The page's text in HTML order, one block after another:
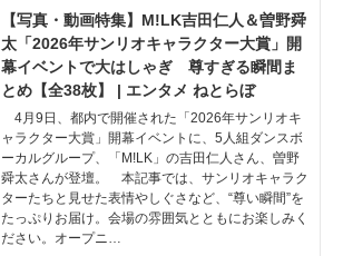
【写真・動画特集】M!LK吉田仁人＆曽野舜
太「2026年サンリオキャラクター大賞」開
幕イベントで大はしゃぎ 尊すぎる瞬間ま
とめ【全38枚】 | エンタメ ねとらぼ
4月9日、都内で開催された「2026年サンリオキ
ャラクター大賞」開幕イベントに、5人組ダンスボ
ーカルグループ、「M!LK」の吉田仁人さん、曽野
舜太さんが登壇。 本記事では、サンリオキャラク
ターたちと見せた表情やしぐさなど、“尊い瞬間”を
たっぷりお届け。会場の雰囲気とともにお楽しみく
ださい。オープニ…